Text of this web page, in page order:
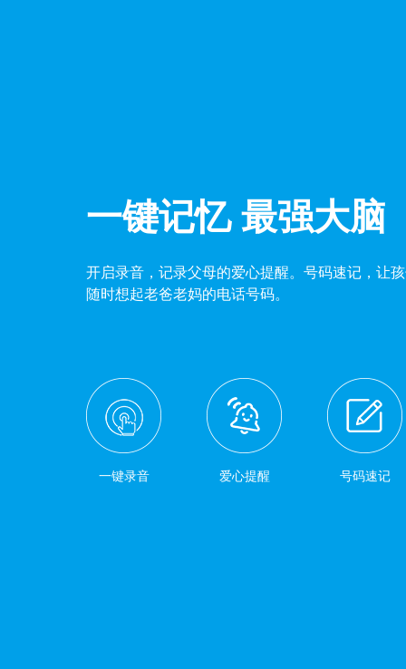
一键记忆 最强大脑
开启录音，记录父母的爱心提醒。号码速记，让
随时想起老爸老妈的电话号码。
一键录音 爱心提醒 号码速记